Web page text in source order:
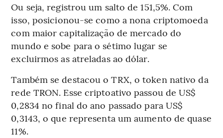
Ou seja, registrou um salto de 151,5%. Com
isso, posicionou-se como a nona criptomoeda
com maior capitalização de mercado do
mundo e sobe para o sétimo lugar se
excluirmos as atreladas ao dólar.
Também se destacou o TRX, o token nativo da
rede TRON. Esse criptoativo passou de US$
0,2834 no final do ano passado para US$
0,3143, o que representa um aumento de quase
11%.